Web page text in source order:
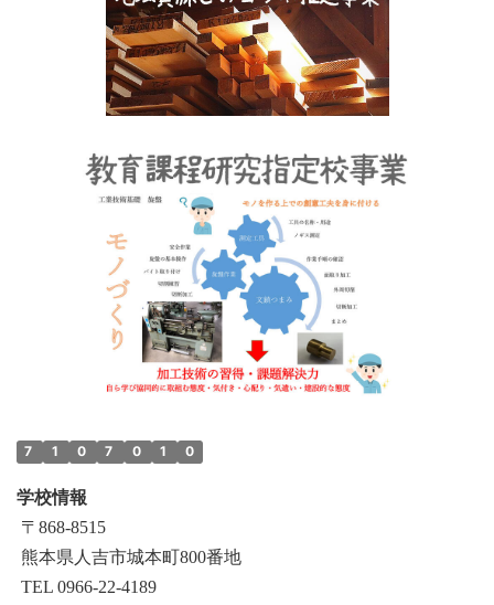
7 1 0 7 0 1 0
学校情報
〒868‐8515
熊本県人吉市城本町800番地
TEL 0966-22-4189